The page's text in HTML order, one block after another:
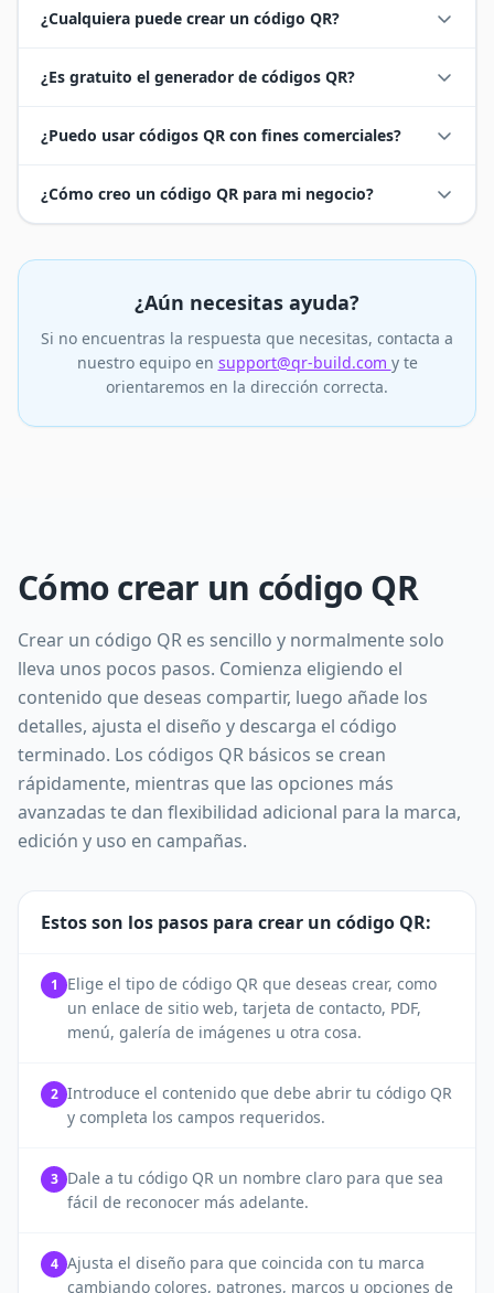
¿Cualquiera puede crear un código QR?
¿Es gratuito el generador de códigos QR?
¿Puedo usar códigos QR con fines comerciales?
¿Cómo creo un código QR para mi negocio?
¿Aún necesitas ayuda?
Si no encuentras la respuesta que necesitas, contacta a
nuestro equipo en support@qr-build.com y te
orientaremos en la dirección correcta.
Cómo crear un código QR
Crear un código QR es sencillo y normalmente solo
lleva unos pocos pasos. Comienza eligiendo el
contenido que deseas compartir, luego añade los
detalles, ajusta el diseño y descarga el código
terminado. Los códigos QR básicos se crean
rápidamente, mientras que las opciones más
avanzadas te dan flexibilidad adicional para la marca,
edición y uso en campañas.
Estos son los pasos para crear un código QR:
1
Elige el tipo de código QR que deseas crear, como
un enlace de sitio web, tarjeta de contacto, PDF,
menú, galería de imágenes u otra cosa.
2 Introduce el contenido que debe abrir tu código QR
y completa los campos requeridos.
3 Dale a tu código QR un nombre claro para que sea
fácil de reconocer más adelante.
4 Ajusta el diseño para que coincida con tu marca
cambiando colores, patrones, marcos u opciones de